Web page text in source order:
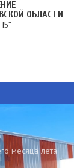
ОБЛАСТИ
месяца лета